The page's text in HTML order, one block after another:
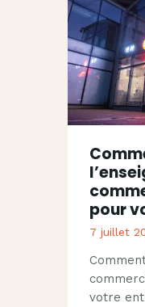
pour
7 juillet
votre